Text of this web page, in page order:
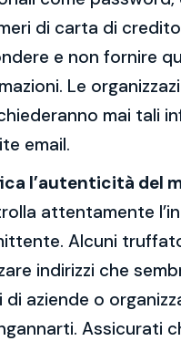
di carta di
e non fornire
Le
mai tali
email.
l’autenticità del
attentamente
Alcuni
indirizzi che
di aziende o
Assicurati